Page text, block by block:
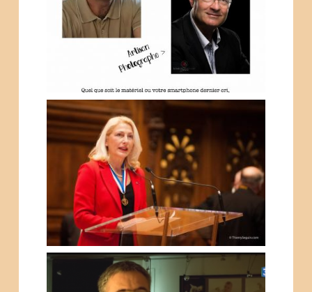
#TOUCHEPASAMONPHOTOGRAPHE
UN DES MEILLEURS
APPRENTIS DE FRANCE
ÉDITION 2016 –
PHOTOGRAPHE DE
REPORTAGE DE REMISE DES
MÉDAILLES À LA
SORBONNE